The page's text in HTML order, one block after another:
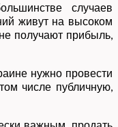
случаев
живут на высоком
получают прибыль,
нужно провести
числе публичную,